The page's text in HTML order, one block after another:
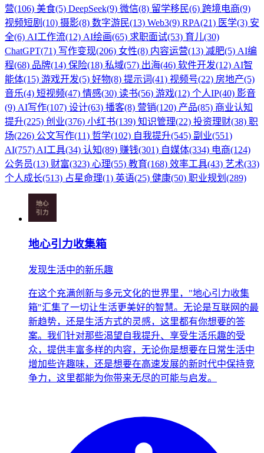
营(106) 美食(5) DeepSeek(9) 微信(8) 留学移民(6) 跨境电商(9)
视频短剧(10) 摄影(8) 数字游民(13) Web3(9) RPA(21) 医学(3) 安
全(6) AI工作流(12) AI绘画(65) 求职面试(53) 育儿(30)
ChatGPT(71) 写作变现(206) 女性(8) 内容运营(13) 减肥(5) AI编
程(68) 品牌(14) 保险(18) 私域(57) 出海(46) 软件开发(12) AI智
能体(15) 游戏开发(5) 好物(8) 提示词(41) 视频号(22) 房地产(5)
音乐(4) 短视频(47) 情感(30) 读书(56) 游戏(12) 个人IP(40) 影音
(9) AI写作(107) 设计(63) 播客(8) 营销(120) 产品(85) 商业认知
提升(225) 创业(376) 小红书(139) 知识管理(22) 投资理财(38) 职
场(226) 公文写作(11) 哲学(102) 自我提升(545) 副业(551)
AI(757) AI工具(34) 认知(89) 赚钱(301) 自媒体(334) 电商(124)
公务员(13) 财富(323) 心理(55) 教育(168) 效率工具(43) 艺术(33)
个人成长(513) 占星命理(1) 英语(25) 健康(50) 职业规划(289)
地心引力收集箱
发现生活中的新乐趣
在这个充满创新与多元文化的世界里，"地心引力收集
箱"汇集了一切让生活更美好的智慧。无论是互联网的最
新趋势，还是生活方式的灵感，这里都有你想要的答
案。我们针对那些渴望自我提升、享受生活乐趣的受
众，提供丰富多样的内容，无论你是想要在日常生活中
增加些许趣味，还是想要在高速发展的新时代中保持竞
争力，这里都能为你带来无尽的可能与启发。